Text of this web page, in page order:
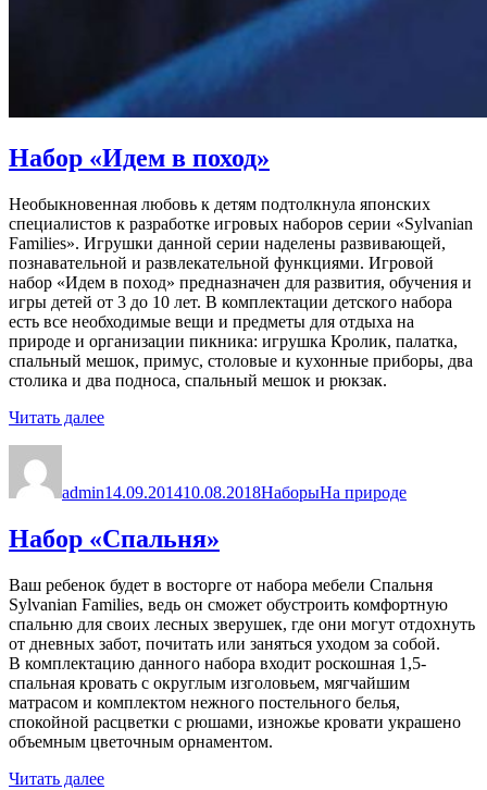
Набор «Идем в поход»
Необыкновенная любовь к детям подтолкнула японских
специалистов к разработке игровых наборов серии «Sylvanian
Families». Игрушки данной серии наделены развивающей,
познавательной и развлекательной функциями. Игровой
набор «Идем в поход» предназначен для развития, обучения и
игры детей от 3 до 10 лет. В комплектации детского набора
есть все необходимые вещи и предметы для отдыха на
природе и организации пикника: игрушка Кролик, палатка,
спальный мешок, примус, столовые и кухонные приборы, два
столика и два подноса, спальный мешок и рюкзак.
Читать далее«Набор
admin14.09.201410.08.2018НаборыНа природе
Набор «Спальня»
Ваш ребенок будет в восторге от набора мебели Спальня
Sylvanian Families, ведь он сможет обустроить комфортную
спальню для своих лесных зверушек, где они могут отдохнуть
от дневных забот, почитать или заняться уходом за собой.
В комплектацию данного набора входит роскошная 1,5-
спальная кровать с округлым изголовьем, мягчайшим
матрасом и комплектом нежного постельного белья,
спокойной расцветки с рюшами, изножье кровати украшено
объемным цветочным орнаментом.
Читать далее«Набор